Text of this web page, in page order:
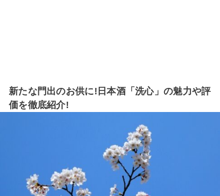
新たな門出のお供に!日本酒「洗心」の魅力や評
価を徹底紹介!